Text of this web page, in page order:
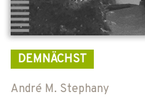
DEMNÄCHST
André M. Stephany